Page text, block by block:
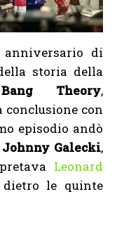
anniversario di
storia della
Theory,
con
episodio andò
Johnny Galecki,
Leonard
le quinte